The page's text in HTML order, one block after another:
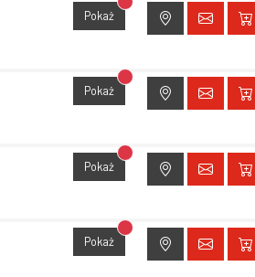
Pokaż Brak dostępu do lokalizacji
Pokaż Brak dostępu do lokalizacji
Pokaż Brak dostępu do lokalizacji
Pokaż Brak dostępu do lokalizacji